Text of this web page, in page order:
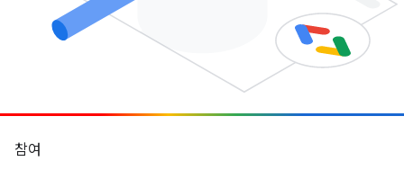
참여